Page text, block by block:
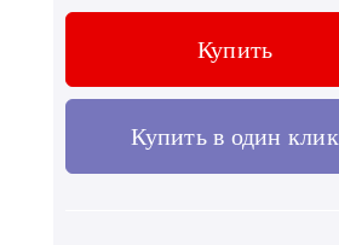
Купить
Купить в один клик